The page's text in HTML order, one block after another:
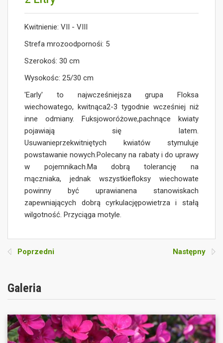
Kwitnienie: VII - VIII
Strefa mrozoodpornośi: 5
Szerokoś: 30 cm
Wysokośc: 25/30 cm
'Early' to najwcześniejsza grupa Floksa
wiechowatego, kwitnąca2-3 tygodnie wcześniej niż
inne odmiany. Fuksjoworóżowe,pachnące kwiaty
pojawiają się latem.
Usuwanieprzekwitniętych kwiatów stymuluje
powstawanie nowych.Polecany na rabaty i do uprawy
w pojemnikach.Ma dobrą tolerancję na
mączniaka, jednak wszystkiefloksy wiechowate
powinny być uprawianena stanowiskach
zapewniających dobrą cyrkulacjępowietrza i stałą
wilgotność. Przyciąga motyle.
Poprzedni Następny
Galeria